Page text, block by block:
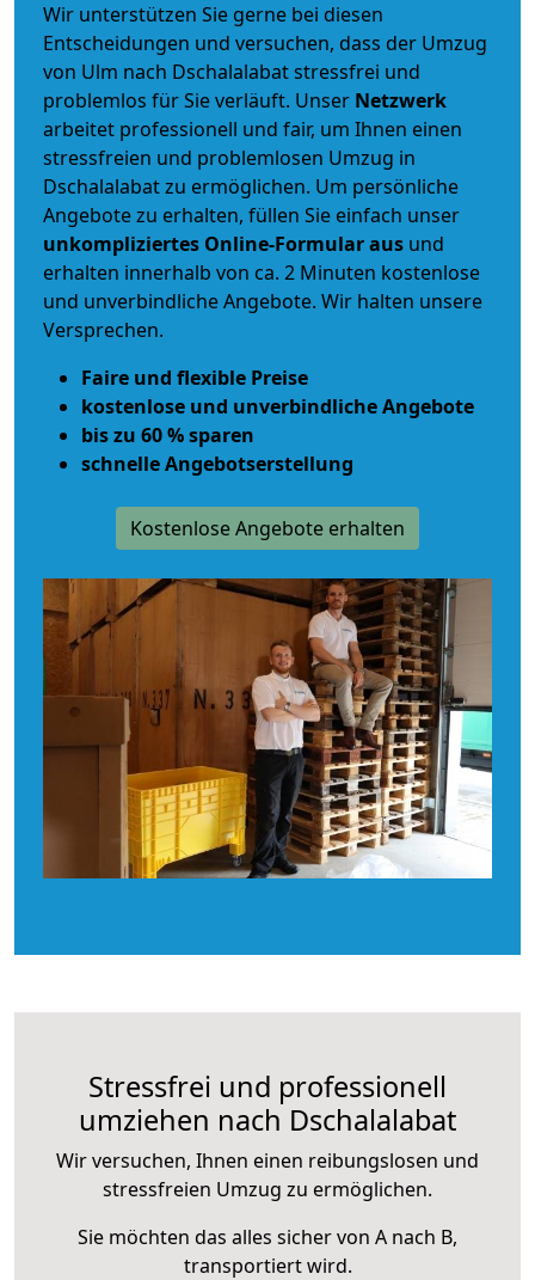
Wir unterstützen Sie gerne bei diesen
Entscheidungen und versuchen, dass der Umzug
von Ulm nach Dschalalabat stressfrei und
problemlos für Sie verläuft. Unser Netzwerk
arbeitet professionell und fair, um Ihnen einen
stressfreien und problemlosen Umzug in
Dschalalabat zu ermöglichen. Um persönliche
Angebote zu erhalten, füllen Sie einfach unser
unkompliziertes Online-Formular aus und
erhalten innerhalb von ca. 2 Minuten kostenlose
und unverbindliche Angebote. Wir halten unsere
Versprechen.
Faire und flexible Preise
kostenlose und unverbindliche Angebote
bis zu 60 % sparen
schnelle Angebotserstellung
Kostenlose Angebote erhalten
Stressfrei und professionell
umziehen nach Dschalalabat
Wir versuchen, Ihnen einen reibungslosen und
stressfreien Umzug zu ermöglichen.
Sie möchten das alles sicher von A nach B,
transportiert wird.